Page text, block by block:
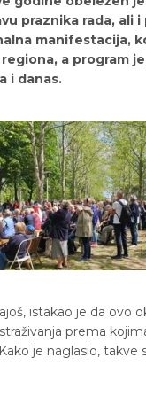
praznika rada, ali
manifestacija,
a program
i danas.
istakao je da ovo
prema
je naglasio,